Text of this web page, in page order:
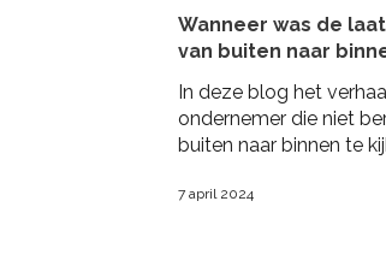
Wanneer was de
van buiten naar
In deze blog het
ondernemer die niet
buiten naar binnen te
7 april 2024